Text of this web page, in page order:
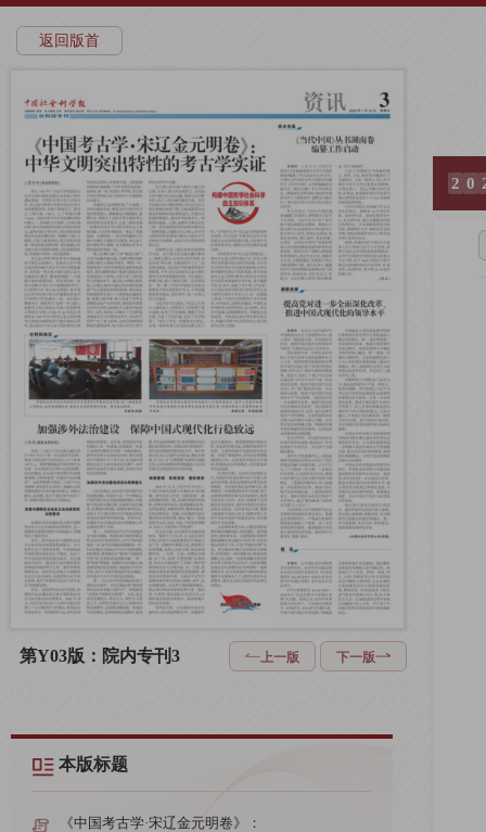
返回版首
第Y03版：院内专刊3 上一版 下一版
本版标题
《中国考古学·宋辽金元明卷》：
2 0